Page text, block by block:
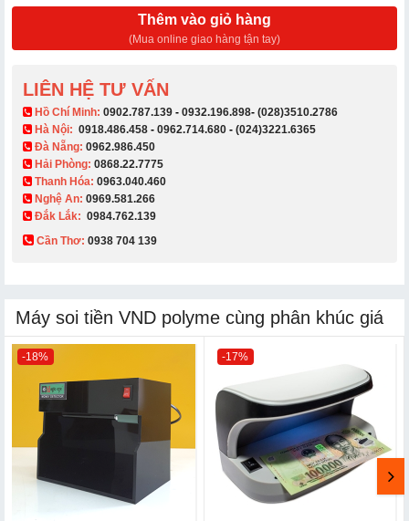
Thêm vào giỏ hàng
(Mua online giao hàng tận tay)
LIÊN HỆ TƯ VẤN
​ Hồ Chí Minh: 0902.787.139 - 0932.196.898- (028)3510.2786
Hà Nội: 0918.486.458 - 0962.714.680 - (024)3221.6365
Đà Nẵng: 0962.986.450
Hải Phòng: 0868.22.7775
Thanh Hóa: 0963.040.460
Nghệ An: 0969.581.266
Đắk Lắk: 0984.762.139
Cần Thơ: 0938 704 139​
Máy soi tiền VND polyme cùng phân khúc giá
-18% -17%